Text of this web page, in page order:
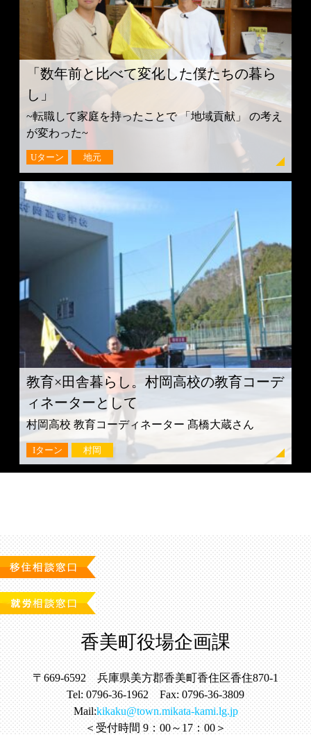
「数年前と比べて変化した僕たちの暮ら
し」
~転職して家庭を持ったことで 「地域貢献」 の考え
が変わった~
Uターン 地元
教育×田舎暮らし。村岡高校の教育コーデ
ィネーターとして
村岡高校 教育コーディネーター 髙橋大蔵さん
Iターン 村岡
香美町役場企画課
〒669-6592 兵庫県美方郡香美町香住区香住870-1
Tel: 0796-36-1962 Fax: 0796-36-3809
Mail:kikaku@town.mikata-kami.lg.jp
＜受付時間 9：00～17：00＞